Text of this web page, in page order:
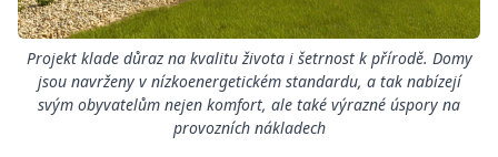
Projekt klade důraz na kvalitu života i šetrnost k přírodě. Domy
jsou navrženy v nízkoenergetickém standardu, a tak nabízejí
svým obyvatelům nejen komfort, ale také výrazné úspory na
provozních nákladech